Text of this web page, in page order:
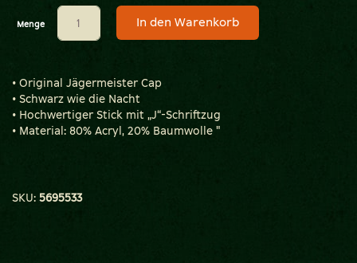
Menge In den Warenkorb
• Original Jägermeister Cap
• Schwarz wie die Nacht
• Hochwertiger Stick mit „J“-Schriftzug
• Material: 80% Acryl, 20% Baumwolle "
SKU: 5695533